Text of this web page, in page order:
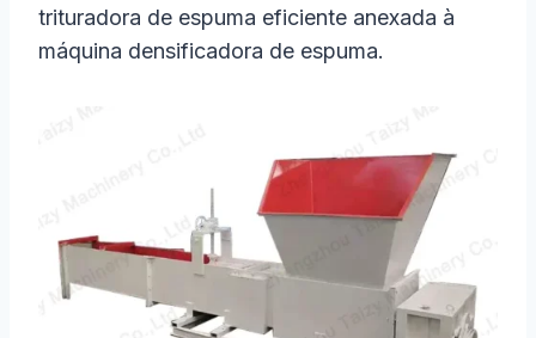
trituradora de espuma eficiente anexada à
máquina densificadora de espuma.